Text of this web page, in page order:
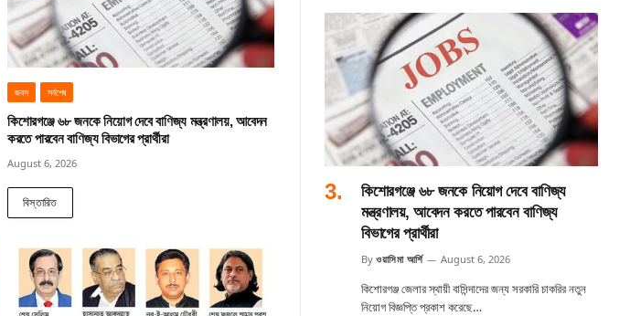
জবস সর্বশেষ
কিশোরগঞ্জে ৬৮ জনকে নিয়োগ দেবে বাণিজ্য মন্ত্রণালয়, আবেদন
করতে পারবেন বাণিজ্য বিভাগের প্রার্থীরা
August 6, 2026
বিস্তারিত
কিশোরগঞ্জে ৬৮ জনকে নিয়োগ দেবে বাণিজ্য
মন্ত্রণালয়, আবেদন করতে পারবেন বাণিজ্য
বিভাগের প্রার্থীরা
By ওয়াসিমা আর্শি August 6, 2026
কিশোরগঞ্জ জেলার স্থায়ী বাসিন্দাদের জন্য সরকারি চাকরির নতুন
নিয়োগ বিজ্ঞপ্তি প্রকাশ করেছে…